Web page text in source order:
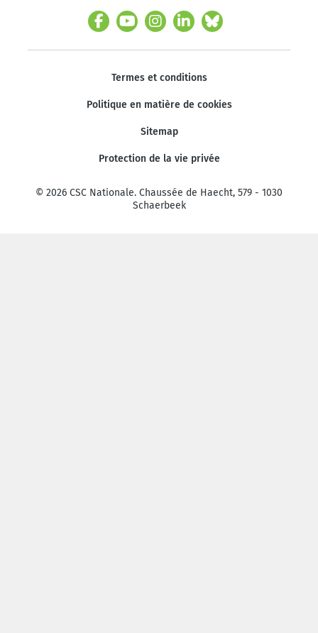
Termes et conditions
Politique en matière de cookies
Sitemap
Protection de la vie privée
© 2026 CSC Nationale. Chaussée de Haecht, 579 - 1030
Schaerbeek